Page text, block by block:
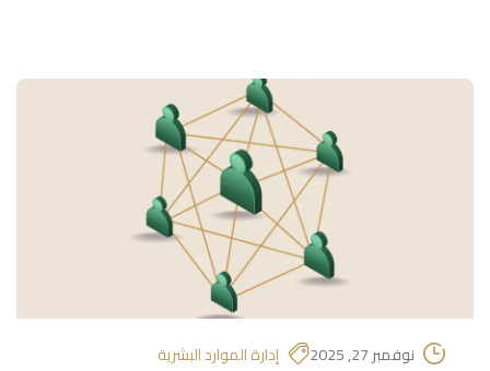
نوفمبر 27, 2025 إدارة الموارد البشرية